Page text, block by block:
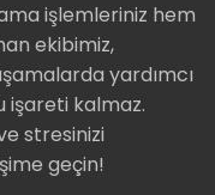
işlemleriniz hem
ekibimiz,
yardımcı
işareti kalmaz.
stresinizi
geçin!